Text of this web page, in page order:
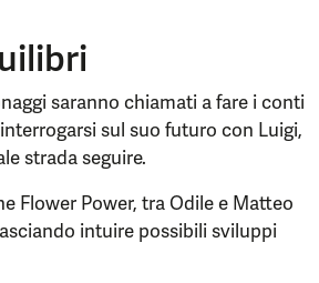
saranno chiamati a fare i conti
sul suo futuro con Luigi,
strada seguire.
Flower Power, tra Odile e Matteo
intuire possibili sviluppi